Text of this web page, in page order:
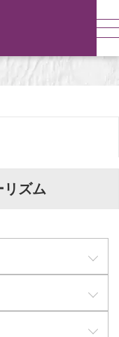
リズム